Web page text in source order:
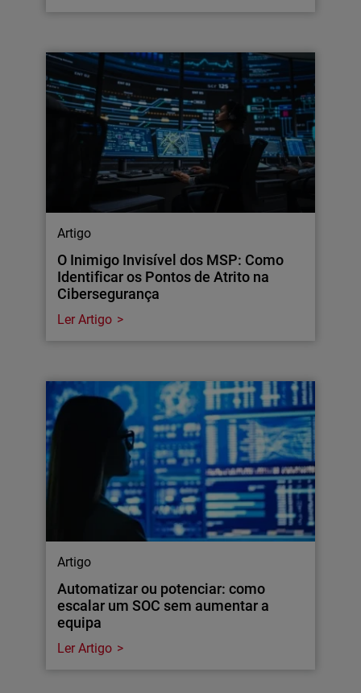
Artigo
O Inimigo Invisível dos MSP: Como
Identificar os Pontos de Atrito na
Cibersegurança
Ler Artigo
Artigo
Automatizar ou potenciar: como
escalar um SOC sem aumentar a
equipa
Ler Artigo